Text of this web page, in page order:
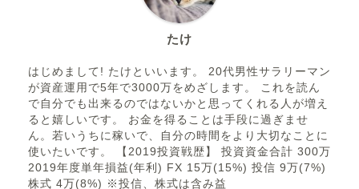
たけ
はじめまして! たけといいます。 20代男性サラリーマン
が資産運用で5年で3000万をめざします。 これを読ん
で自分でも出来るのではないかと思ってくれる人が増え
ると嬉しいです。 お金を得ることは手段に過ぎませ
ん。若いうちに稼いで、自分の時間をより大切なことに
使いたいです。 【2019投資戦歴】 投資資金合計 300万
2019年度単年損益(年利) FX 15万(15%) 投信 9万(7%)
株式 4万(8%) ※投信、株式は含み益